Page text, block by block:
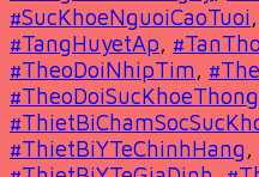
#SucKhoeNguoiCaoTuoi,
#TangHuyetAp,
#TheoDoiNhipTim,
#ThietBiYTeChinhHang,